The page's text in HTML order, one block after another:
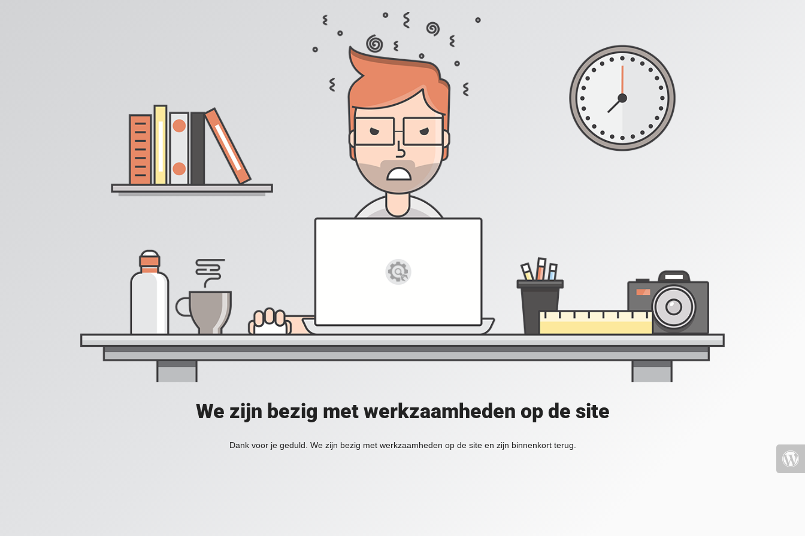
We zijn bezig met werkzaamheden op de site
Dank voor je geduld. We zijn bezig met werkzaamheden op de site en zijn binnenkort terug.